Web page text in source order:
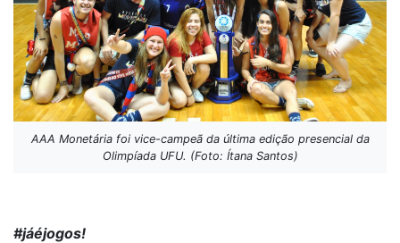
AAA Monetária foi vice-campeã da última edição presencial da
Olimpíada UFU. (Foto: Ítana Santos)
#jáéjogos!